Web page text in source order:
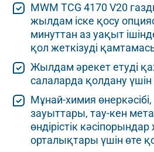
MWM TCG 4170 V20
жылдам іске қосу
минуттан аз уақыт
қол жеткізуді
Жылдам әрекет етуді
салаларда қолдану
Мұнай-химия
зауыттары, тау-кен
өндірістік
орталықтары үшін өте